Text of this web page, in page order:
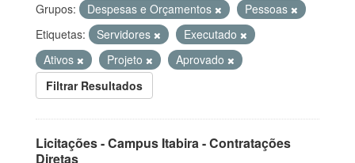
Grupos: Despesas e Orçamentos
Pessoas
Etiquetas:
Servidores
Executado
Ativos
Projeto
Aprovado
Filtrar Resultados
Licitações - Campus Itabira - Contratações
Diretas